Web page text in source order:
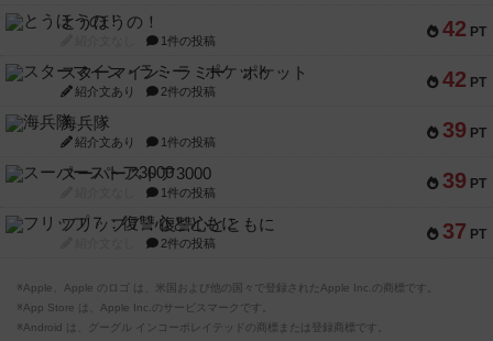
42 PT
とうほうの！
1件の投稿
42 PT
スターマイン・ラミー ポケット
紹介文あり 2件の投稿
39 PT
海兵隊
紹介文あり 1件の投稿
39 PT
スーパーストア3000
1件の投稿
37 PT
フリップ７：復讐心とともに
2件の投稿
※Apple、Apple のロゴ は、米国および他の国々で登録されたApple Inc.の商標です。
※App Store は、Apple Inc.のサービスマークです。
※Android は、グーグル インコーポレイテッドの商標または登録商標です。